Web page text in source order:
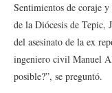
Sentimientos de coraje
de la Diócesis de Tepic,
del asesinato de la ex
ingeniero civil Manuel
posible?”, se preguntó.